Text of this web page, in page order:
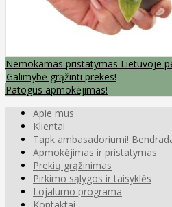
Nemokamas pristatymas Lietuvoje
Galimybė grąžinti prekes!
Patogus apmokėjimas!
Apie mus
Klientai
Tapk ambasadoriumi!
Apmokėjimas ir pristatymas
Prekių grąžinimas
Pirkimo sąlygos ir taisyklės
Lojalumo programa